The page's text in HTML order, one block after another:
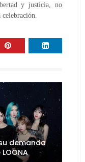
y justicia, no
demanda